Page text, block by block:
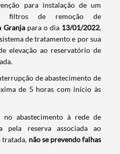
para instalação de um
filtros de remoção de
Granjapara o dia13/01/2022,
de tratamento e por sua
elevação ao reservatório de
de abastecimento de
de 5 horas com início às
abastecimento à rede de
pela reserva associada ao
tratada, não se prevendo falhas